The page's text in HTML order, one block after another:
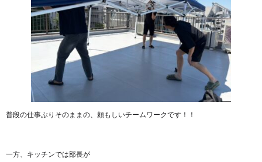
普段の仕事ぶりそのままの、頼もしいチームワークです！！
一方、キッチンでは部長が